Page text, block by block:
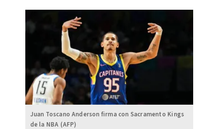
Juan Toscano Anderson firma con Sacramento Kings
de la NBA (AFP)